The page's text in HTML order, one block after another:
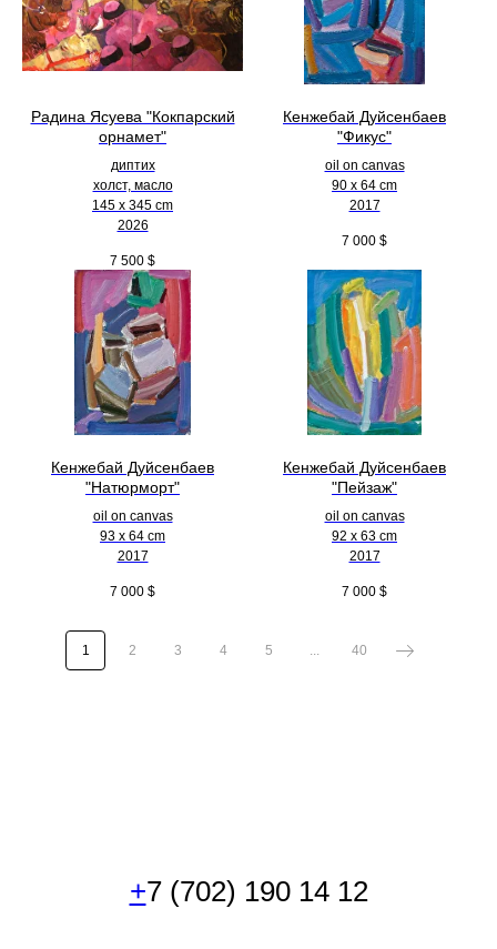
Радина Ясуева "Кокпарский
орнамет"
диптих
холст, масло
145 х 345 cm
2026
7 500 $
Кенжебай Дуйсенбаев
"Фикус"
oil on canvas
90 x 64 cm
2017
7 000 $
Кенжебай Дуйсенбаев
"Натюрморт"
oil on canvas
93 x 64 cm
2017
7 000 $
Кенжебай Дуйсенбаев
"Пейзаж"
oil on canvas
92 x 63 cm
2017
7 000 $
1 2 3 4 5 ... 40
+7 (702) 190 14 12